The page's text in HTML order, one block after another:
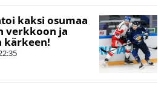
kaksi osumaa
verkkoon ja
kärkeen!